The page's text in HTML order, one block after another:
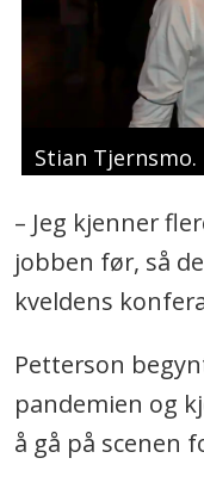
Stian Tjernsmo.
– Jeg kjenner
jobben før, så
kveldens
Petterson
pandemien og
å gå på scenen